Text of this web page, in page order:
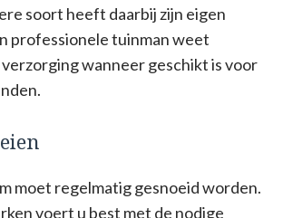
soort heeft daarbij zijn eigen
professionele tuinman weet
wanneer geschikt is voor
moet regelmatig gesnoeid worden.
voert u best met de nodige